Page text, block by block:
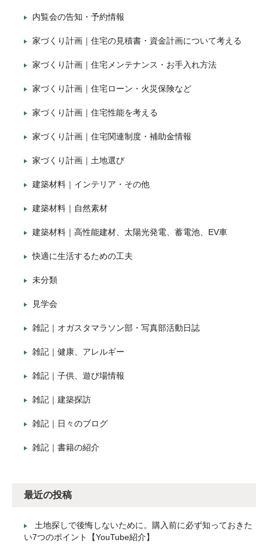
内覧会の告知・予約情報
家づくり計画｜住宅の見積書・資金計画について考える
家づくり計画｜住宅メンテナンス・お手入れ方法
家づくり計画｜住宅ローン・火災保険など
家づくり計画｜住宅性能を考える
家づくり計画｜住宅関連制度・補助金情報
家づくり計画｜土地選び
建築材料｜インテリア・その他
建築材料｜自然素材
建築材料｜高性能建材、太陽光発電、蓄電池、EV車
快適に生活するための工夫
未分類
見学会
雑記｜オガスタマラソン部・写真部活動日誌
雑記｜健康、アレルギー
雑記｜子供、遊び場情報
雑記｜建築探訪
雑記｜日々のブログ
雑記｜書籍の紹介
最近の投稿
土地探しで後悔しないために。購入前に必ず知っておきた
い7つのポイント【YouTube紹介】